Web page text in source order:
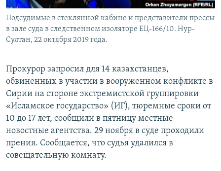
Подсудимые в стеклянной кабине и представители прессы
в зале суда в следственном изоляторе ЕЦ-166/10. Нур-
Султан, 22 октября 2019 года.
Прокурор запросил для 14 казахстанцев,
обвиненных в участии в вооруженном конфликте в
Сирии на стороне экстремистской группировки
«Исламское государство» (ИГ), тюремные сроки от
10 до 17 лет, сообщили в пятницу местные
новостные агентства. 29 ноября в суде проходили
прения. Сообщается, что судья удалился в
совещательную комнату.